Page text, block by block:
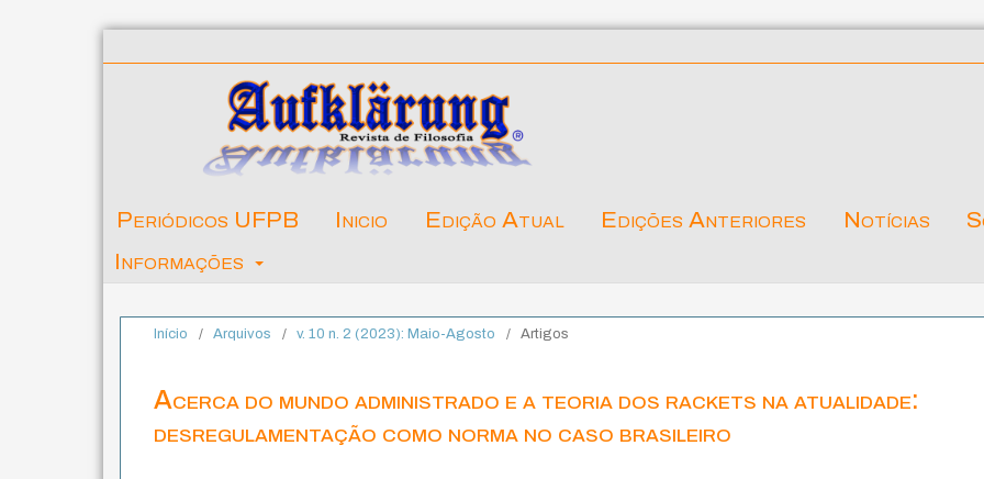
Periódicos UFPB Inicio Edição Atual Edições Anteriores Notícias
Informações
Início / Arquivos / v. 10 n. 2 (2023): Maio-Agosto / Artigos
Acerca do mundo administrado e a teoria dos rackets na atualidade:
desregulamentação como norma no caso brasileiro